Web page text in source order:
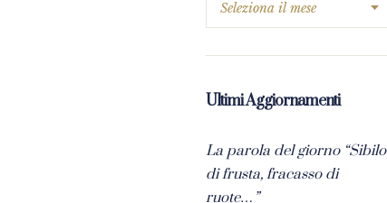
Ultimi Aggiornamenti
La parola del giorno “Sibilo
di frusta, fracasso di
ruote…”